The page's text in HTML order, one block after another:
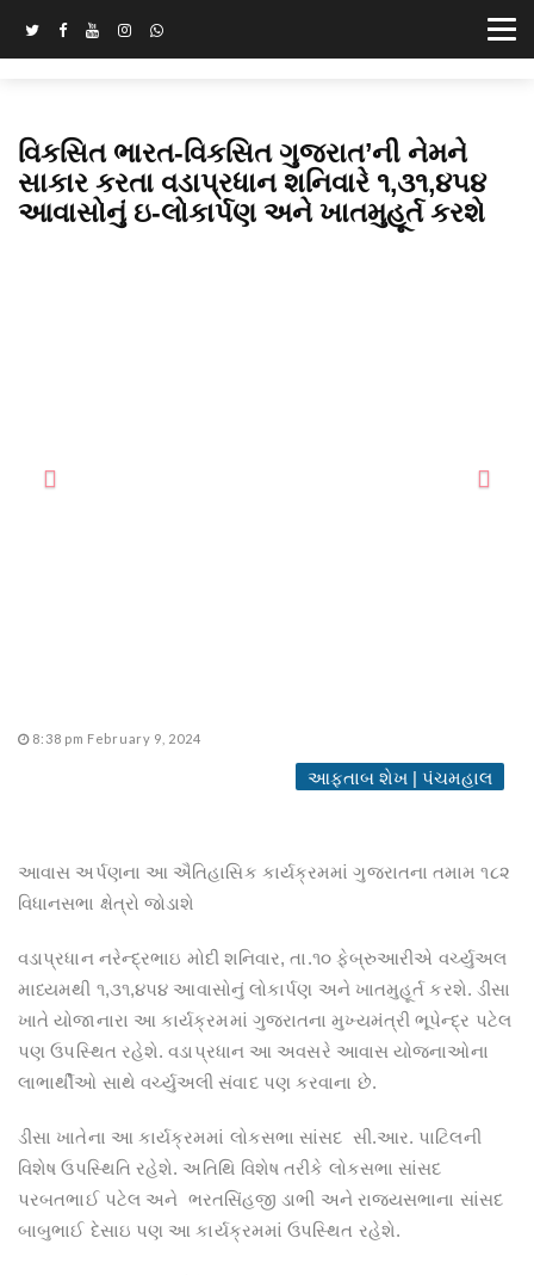
વિકસિત ભારત-વિકસિત ગુજરાત’ની નેમને
સાકાર કરતા વડાપ્રધાન શનિવારે ૧,૩૧,૪૫૪
આવાસોનું ઇ-લોકાર્પણ અને ખાતમુહૂર્ત કરશે
8:38 pm February 9, 2024
આફતાબ શેખ | પંચમહાલ
આવાસ અર્પણના આ ઐતિહાસિક કાર્યક્રમમાં ગુજરાતના તમામ ૧૮૨
વિધાનસભા ક્ષેત્રો જોડાશે
વડાપ્રધાન નરેન્દ્રભાઇ મોદી શનિવાર, તા.૧૦ ફેબ્રુઆરીએ વર્ચ્યુઅલ
માધ્યમથી ૧,૩૧,૪૫૪ આવાસોનું લોકાર્પણ અને ખાતમુહૂર્ત કરશે. ડીસા
ખાતે યોજાનારા આ કાર્યક્રમમાં ગુજરાતના મુખ્યમંત્રી ભૂપેન્દ્ર પટેલ
પણ ઉપસ્થિત રહેશે. વડાપ્રધાન આ અવસરે આવાસ યોજનાઓના
લાભાર્થીઓ સાથે વર્ચ્યુઅલી સંવાદ પણ કરવાના છે.
ડીસા ખાતેના આ કાર્યક્રમમાં લોકસભા સાંસદ સી.આર. પાટિલની
વિશેષ ઉપસ્થિતિ રહેશે. અતિથિ વિશેષ તરીકે લોકસભા સાંસદ
પરબતભાઈ પટેલ અને ભરતસિંહજી ડાભી અને રાજ્યસભાના સાંસદ
બાબુભાઈ દેસાઇ પણ આ કાર્યક્રમમાં ઉપસ્થિત રહેશે.